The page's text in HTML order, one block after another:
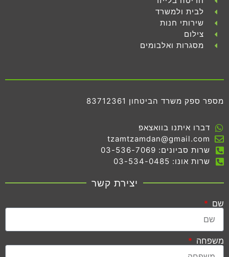
לבית ולמשרד
שירותי חנות
צילום
מסגרות ואלבומים
מספר ספק משרד הביטחון 83712361
דברו איתנו בוואצאפ
tzamtzamdan@gmail.com
שרות סביונים: 03-536-7069
שרות אונו: 03-534-0485
יצירת קשר
שם
משפחה